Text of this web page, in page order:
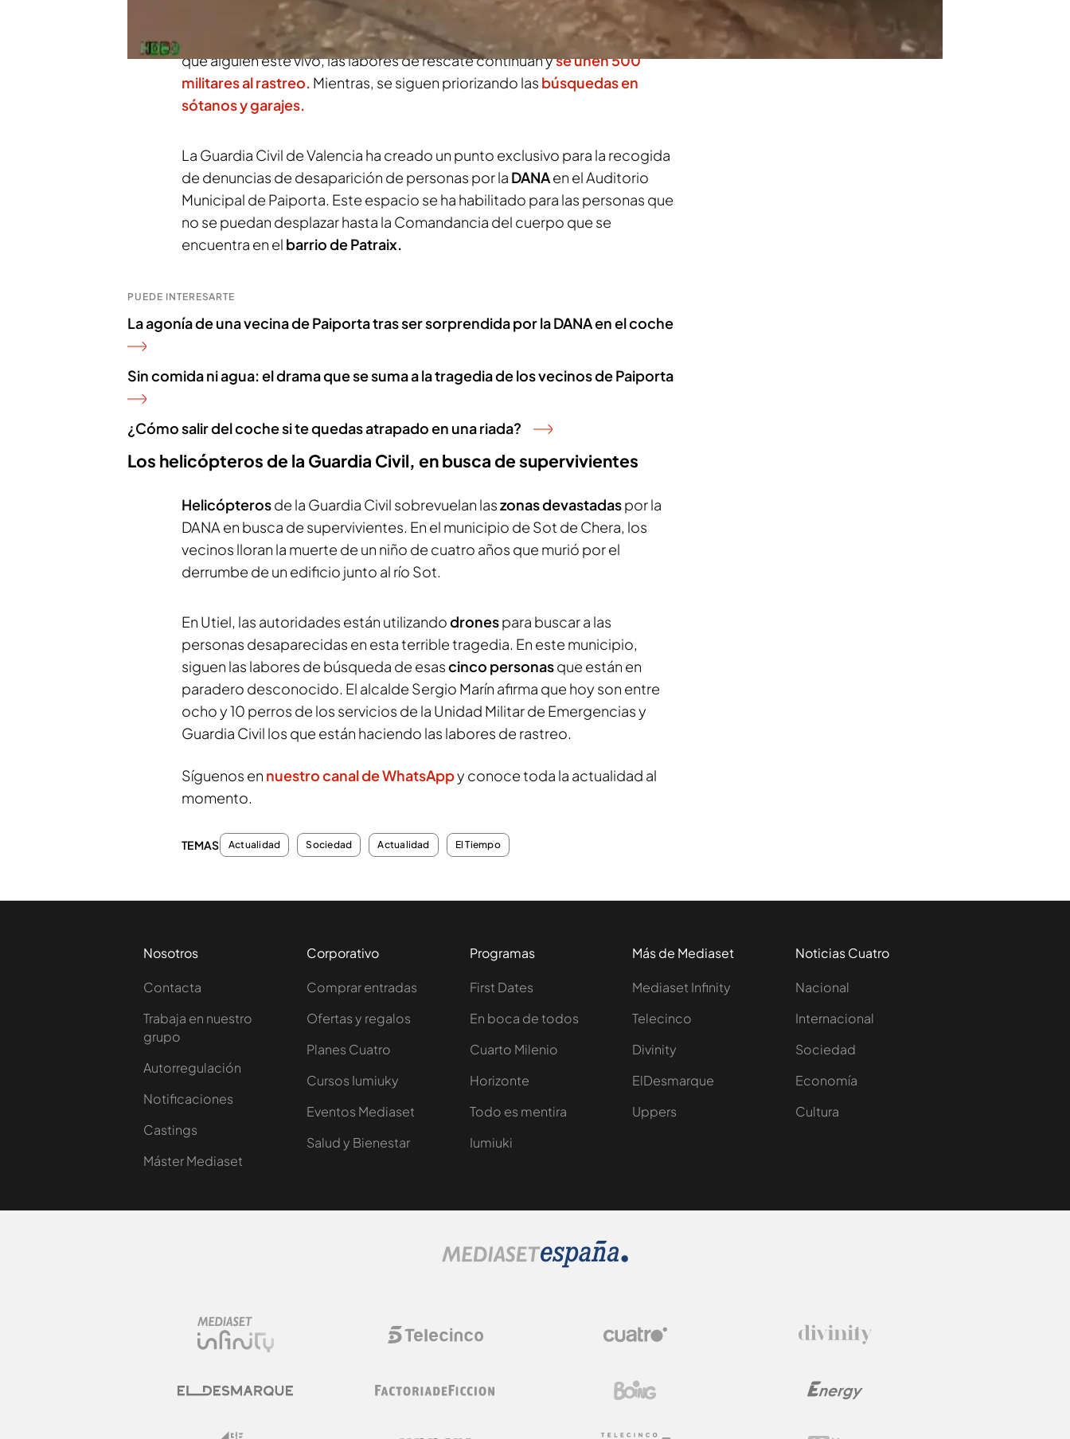
río localizando coches arrastrados por la riada que puedan contener
cadáveres en su interior. Aunque la esperanza es cada vez más escasa de
que alguien esté vivo, las labores de rescate continúan yse unen 500
militares al rastreo. Mientras, se siguen priorizando las búsquedas en
sótanos y garajes.
La Guardia Civil de Valencia ha creado un punto exclusivo para la recogida
de denuncias de desaparición de personas por la DANAen el Auditorio
Municipal de Paiporta. Este espacio se ha habilitado para las personas que
no se puedan desplazar hasta la Comandancia del cuerpo que se
encuentra en el barrio de Patraix.
PUEDE INTERESARTE
La agonía de una vecina de Paiporta tras ser sorprendida por la DANA en el coche
Sin comida ni agua: el drama que se suma a la tragedia de los vecinos de Paiporta
¿Cómo salir del coche si te quedas atrapado en una riada?
Los helicópteros de la Guardia Civil, en busca de supervivientes
Helicópterosde la Guardia Civil sobrevuelan laszonas devastadaspor la
DANA en busca de supervivientes. En el municipio de Sot de Chera, los
vecinos lloran la muerte de un niño de cuatro años que murió por el
derrumbe de un edificio junto al río Sot.
En Utiel, las autoridades están utilizandodronespara buscar a las
personas desaparecidas en esta terrible tragedia. En este municipio,
siguen las labores de búsqueda de esascinco personasque están en
paradero desconocido. El alcalde Sergio Marín afirma que hoy son entre
ocho y 10 perros de los servicios de la Unidad Militar de Emergencias y
Guardia Civil los que están haciendo las labores de rastreo.
Síguenos en nuestro canal de WhatsAppy conoce toda la actualidad al
momento.
TEMAS Actualidad Sociedad Actualidad El Tiempo
Nosotros
Contacta
Trabaja en nuestro
grupo
Autorregulación
Notificaciones
Castings
Máster Mediaset
Corporativo
Comprar entradas
Ofertas y regalos
Planes Cuatro
Cursos Iumiuky
Eventos Mediaset
Salud y Bienestar
Programas
First Dates
En boca de todos
Cuarto Milenio
Horizonte
Todo es mentira
Iumiuki
Más de Mediaset
Mediaset Infinity
Telecinco
Divinity
ElDesmarque
Uppers
Noticias Cuatro
Nacional
Internacional
Sociedad
Economía
Cultura